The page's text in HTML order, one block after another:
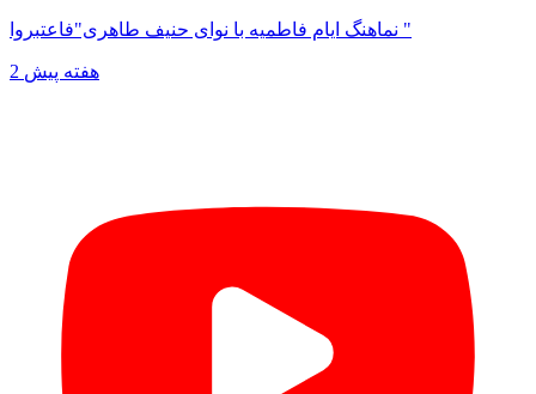
نماهنگ ایام فاطمیه با نوای حنیف طاهری"فاعتبروا "
2 هفته پیش